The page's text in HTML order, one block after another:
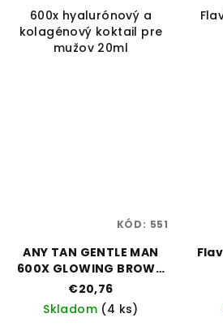
600x hyalurónový a
kolagénový koktail pre
mužov 20ml
ANY TAN GENTLE MAN
600X GLOWING BROWN
250ML
€20,76
Skladom (4 ks)
KÓD: 551